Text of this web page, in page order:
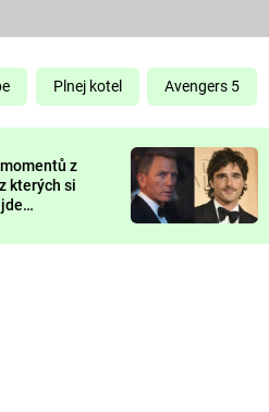
KOMEDIE
CHUCK
NORRIS
DEADPOOL
Plnej kotel Avengers 5
z
kterých si